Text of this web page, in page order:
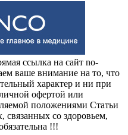
ссылка на сайт no-
ваше внимание на то, что
характер и ни при
офертой или
положениями Статьи
со здоровьем,
!!!